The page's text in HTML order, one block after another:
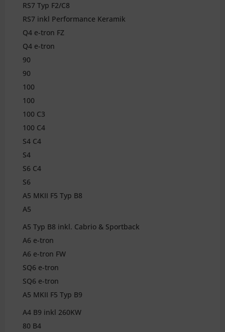
RS7 Typ F2/C8
RS7 inkl Performance Keramik
Q4 e-tron FZ
Q4 e-tron
90
90
100
100
100 C3
100 C4
S4 C4
S4
S6 C4
S6
A5 MKII F5 Typ B8
A5
A5 Typ B8 inkl. Cabrio & Sportback
A6 e-tron
A6 e-tron FW
SQ6 e-tron
SQ6 e-tron
A5 MKII F5 Typ B9
A4 B9 inkl 260KW
80 B4